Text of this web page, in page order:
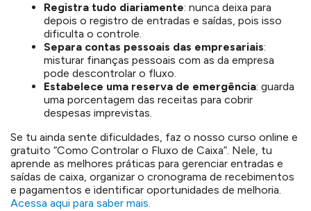
Registra tudo diariamente: nunca deixa para
depois o registro de entradas e saídas, pois isso
dificulta o controle.
Separa contas pessoais das empresariais:
misturar finanças pessoais com as da empresa
pode descontrolar o fluxo.
Estabelece uma reserva de emergência: guarda
uma porcentagem das receitas para cobrir
despesas imprevistas.
Se tu ainda sente dificuldades, faz o nosso curso online e
gratuito “Como Controlar o Fluxo de Caixa”. Nele, tu
aprende as melhores práticas para gerenciar entradas e
saídas de caixa, organizar o cronograma de recebimentos
e pagamentos e identificar oportunidades de melhoria.
Acessa aqui para saber mais.